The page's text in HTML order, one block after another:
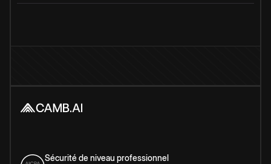
Sécurité de niveau professionnel